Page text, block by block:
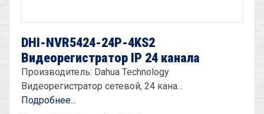
DHI-NVR5424-24P-4KS2
Видеорегистратор IP 24 канала
Производитель: Dahua Technology
Видеорегистратор сетевой, 24 кана...
Подробнее...